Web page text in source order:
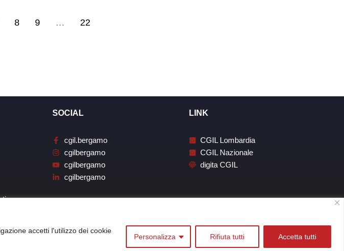
accetti l'utilizzo dei cookie
Personalizza Rifiuta tutti Accetta tutti
8 9 … 22
SOCIAL
cgil.bergamo
cgilbergamo
cgilbergamo
cgilbergamo
LINK
CGIL Lombardia
CGIL Nazionale
digita CGIL
|